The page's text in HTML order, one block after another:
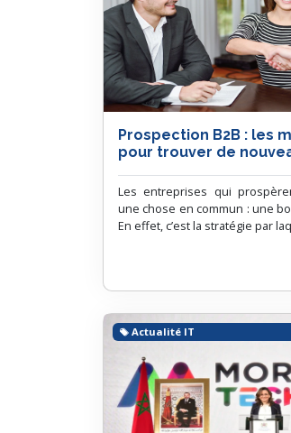
Prospection B2B : les
pour trouver de
Les entreprises qui
une chose en commun : une
En effet, c’est la stratégie par
Actualité IT